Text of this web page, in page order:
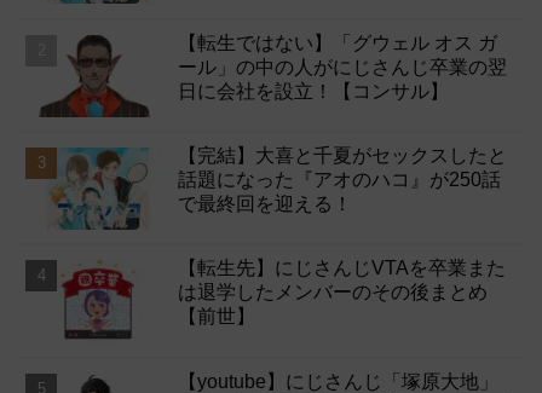
【転生ではない】「グウェル オス ガ
ール」の中の人がにじさんじ卒業の翌
日に会社を設立！【コンサル】
【完結】大喜と千夏がセックスしたと
話題になった『アオのハコ』が250話
で最終回を迎える！
【転生先】にじさんじVTAを卒業また
は退学したメンバーのその後まとめ
【前世】
【youtube】にじさんじ「塚原大地」